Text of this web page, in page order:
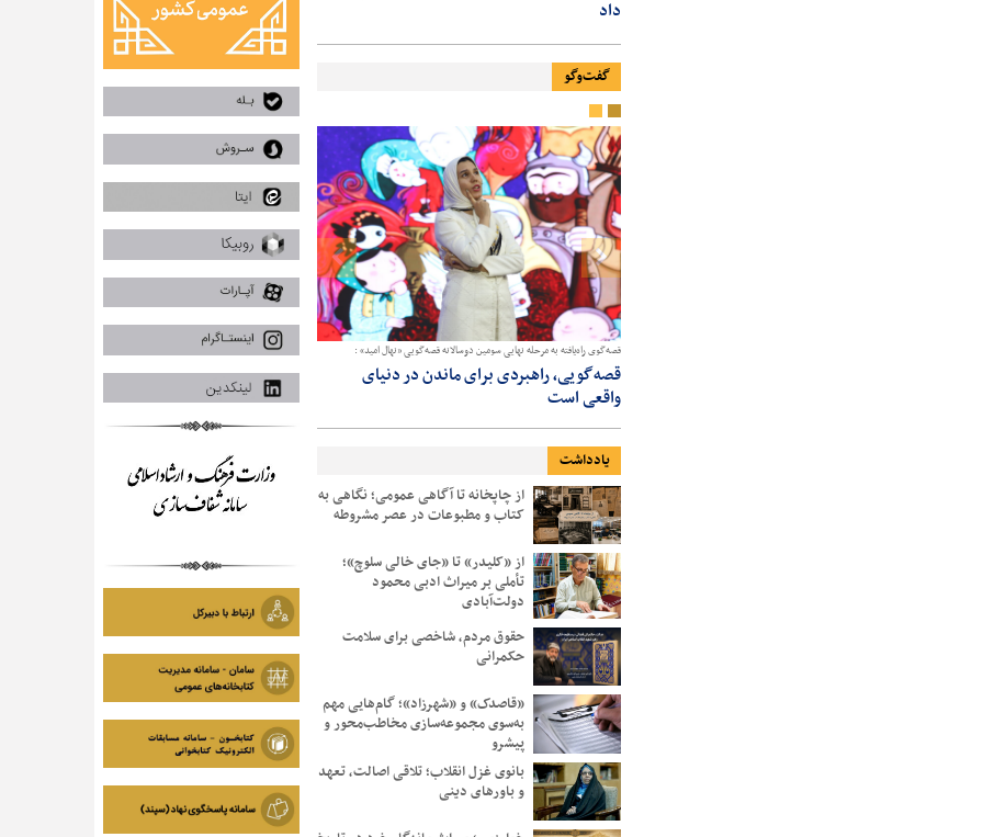
داد
گفت‌وگو
قصه‌گوی راه‌یافته به مرحله نهایی سومین دوسالانه قصه‌گویی «نهال امید» :
قصه‌گویی، راهبردی برای ماندن در دنیای
واقعی است
نقال نوجوان راه‌یافته به مرحله نهایی سومین دوسالانه قصه‌گویی «نهال امید»:
جشنواره «نهال امید» با نگاهی عمیق به هنر
نقالی، در ترویج و ارتقا این هنر موثر است
یادداشت
از چاپخانه تا آگاهی عمومی؛ نگاهی به
کتاب و مطبوعات در عصر مشروطه
از «کلیدر» تا «جای خالی سلوچ»؛
تأملی بر میراث ادبی محمود
دولت‌آبادی
حقوق مردم، شاخصی برای سلامت
حکمرانی
«قاصدک» و «شهرزاد»؛ گام‌هایی مهم
به‌سوی مجموعه‌سازی مخاطب‌محور و
پیشرو
بانوی غزل انقلاب؛ تلاقی اصالت، تعهد
و باورهای دینی